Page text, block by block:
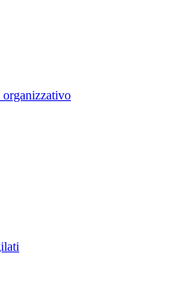
organizzativo